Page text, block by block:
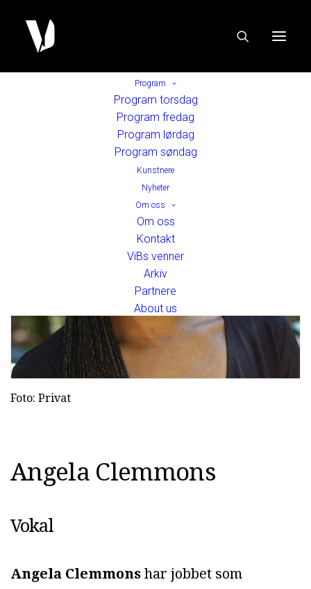
Program
Program torsdag
Program fredag
Program lørdag
Program søndag
Kunstnere
Nyheter
Om oss
Om oss
Kontakt
ViBs venner
Arkiv
Partnere
About us
Foto: Privat
Angela Clemmons
Vokal
Angela Clemmons har jobbet som